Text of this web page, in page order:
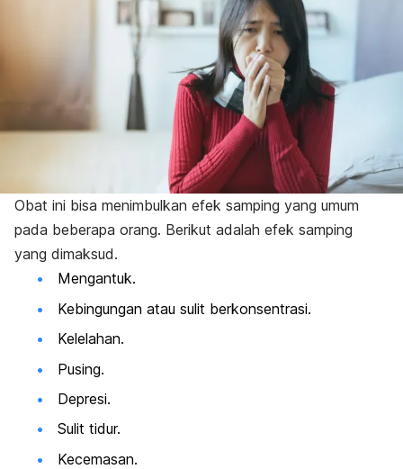
Obat ini bisa menimbulkan efek samping yang umum
pada beberapa orang. Berikut adalah efek samping
yang dimaksud.
Mengantuk.
Kebingungan atau sulit berkonsentrasi.
Kelelahan.
Pusing.
Depresi.
Sulit tidur.
Kecemasan.